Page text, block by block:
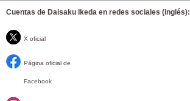
Cuentas de Daisaku Ikeda en redes sociales (inglés):
X oficial
Página oficial de
Facebook